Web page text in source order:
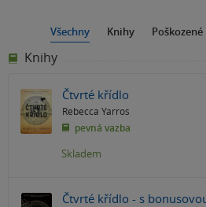
Všechny Knihy Poškozené
Knihy
Čtvrté křídlo
Rebecca Yarros
pevná vazba
Skladem
Čtvrté křídlo - s